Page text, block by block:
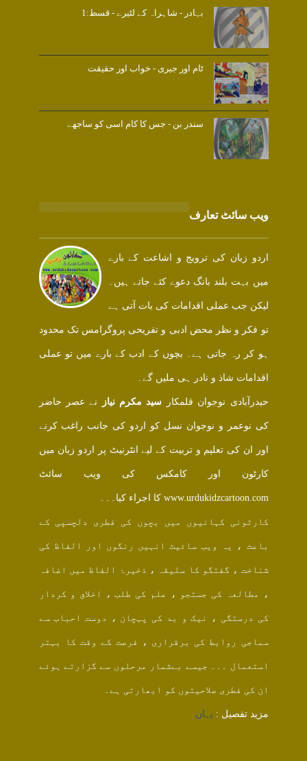
بہادر - شاہراہ کے لٹیرے - قسط:1
ٹام اور جیری - خواب اور حقیقت
سندر بن - جس کا کام اسی کو ساجھے
ویب سائٹ تعارف
اردو زبان کی ترویج و اشاعت کے بارے
میں بہت بلند بانگ دعوے کئے جاتے ہیں۔
لیکن جب عملی اقدامات کی بات آتی ہے
تو فکر و نظر محض ادبی و تفریحی پروگرامس تک محدود
ہو کر رہ جاتی ہے۔ بچوں کے ادب کے بارے میں تو عملی
اقدامات شاذ و نادر ہی ملیں گے۔
حیدرآبادی نوجوان قلمکار سید مکرم نیاز نے عصر حاضر
کی نوعمر و نوجوان نسل کو اردو کی جانب راغب کرنے
اور ان کی تعلیم و تربیت کے لیے انٹرنیٹ پر اردو زبان میں
کارٹون اور کامکس کی ویب سائٹ
www.urdukidzcartoon.com کا اجراء کیا۔۔۔
کارٹونی کہانیوں میں بچوں کی فطری دلچسپی کے
باعث ، یہ ویب سائیٹ انہیں رنگوں اور الفاظ کی
شناخت ، گفتگو کا سلیقہ ، ذخیرۂ الفاظ میں اضافہ
، مطالعہ کی جستجو ، علم کی طلب ، اخلاق و کردار
کی درستگی ، نیک و بد کی پہچان ، دوست احباب سے
سماجی روابط کی برقراری ، فرصت کے وقت کا بہتر
استعمال ۔۔۔ جیسے بےشمار مرحلوں سے گزارتے ہوئے
ان کی فطری صلاحیتوں کو ابھارتی ہے۔
مزید تفصیل : یہاں